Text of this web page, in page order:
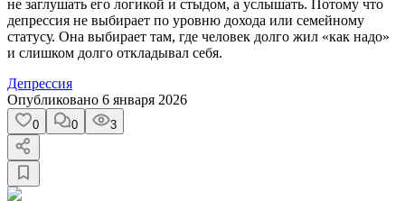
не заглушать его логикой и стыдом, а услышать. Потому что
депрессия не выбирает по уровню дохода или семейному
статусу. Она выбирает там, где человек долго жил «как надо»
и слишком долго откладывал себя.
Депрессия
Опубликовано 6 января 2026
0 0 3